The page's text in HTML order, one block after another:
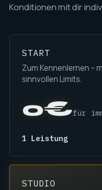
Konditionen mit dir
START
Zum Kennenlernen –
sinnvollen Limits.
0€für
1 Leistung
STUDIO